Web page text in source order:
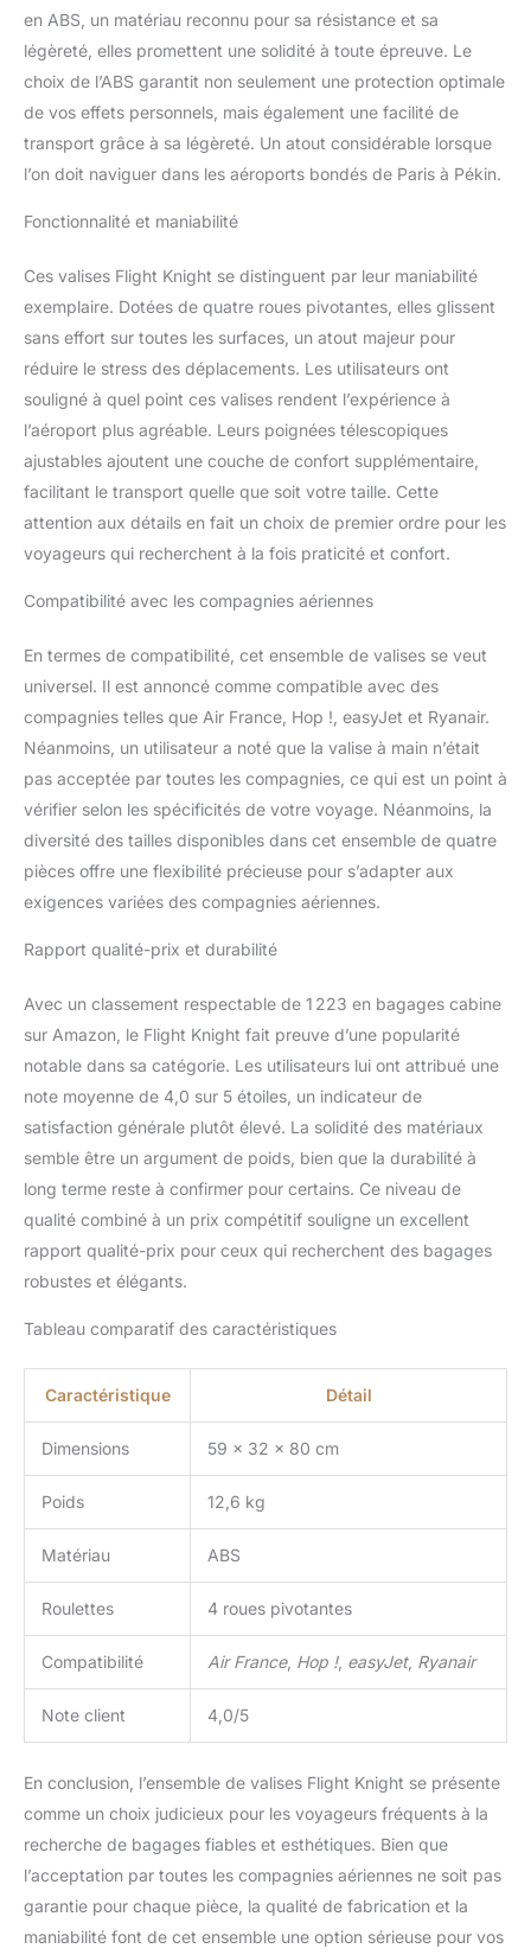
82L. Grand 80cm
Dimensions
:80x59x32cm (All Parts),
73x56x32cm (Body),
Weight: 5.5Kg, Capacity:
131L. COMPATIBILITE
AERIENNES : Le bagage
dans le monde. Il s'agit
notamment d'easyJet,
Ryanair, Air France, TUI,
Qantas, Etihad, KLM,
Delta, Jet2 et Turkish.
Pour une liste complete
des 109 compagnies
aeriennes compatibles,
du produit. Avec ce
bagage a main, vous
flexible lors de vos
PROTECTION DES
BAGAGES: La coque
exterieure dure et
resistante a l'eau et aux
rayures de cette valise
est fabriquee en ABS
solide et durable pour
resister aux rigueurs du
taille de la cabine est
livree avec un cadenas a
chiffres pour verrouiller
ensemble pour plus de
securite. Les valises
moyennes et grandes
combinaison securisee a
3 chiffres DETAILS: La
anse ajustable, depliable
par trois fois grâce a un
deplacement facile et
confortable.
zippees permettant un
roues resistantes
mouvement facile,
silencieux et stable a 360
degres. Disponible dans
des couleurs et des
permettre de choisir le
modele qui sera
vos voyages en avion,
voiture. GARANTIE 5
valises cabines rigides,
resistantes et de qualite.
Si un defaut de
fabrication apparaît,
n'oubliez pas qu'elles
sont garanties 5 ans et
que la marque sera ravie
en ABS, un matériau reconnu pour sa résistance et sa
légèreté, elles promettent une solidité à toute épreuve. Le
choix de l’ABS garantit non seulement une protection optimale
de vos effets personnels, mais également une facilité de
transport grâce à sa légèreté. Un atout considérable lorsque
l’on doit naviguer dans les aéroports bondés de Paris à Pékin.
Fonctionnalité et maniabilité
Ces valises Flight Knight se distinguent par leur maniabilité
exemplaire. Dotées de quatre roues pivotantes, elles glissent
sans effort sur toutes les surfaces, un atout majeur pour
réduire le stress des déplacements. Les utilisateurs ont
souligné à quel point ces valises rendent l’expérience à
l’aéroport plus agréable. Leurs poignées télescopiques
ajustables ajoutent une couche de confort supplémentaire,
facilitant le transport quelle que soit votre taille. Cette
attention aux détails en fait un choix de premier ordre pour les
voyageurs qui recherchent à la fois praticité et confort.
Compatibilité avec les compagnies aériennes
En termes de compatibilité, cet ensemble de valises se veut
universel. Il est annoncé comme compatible avec des
compagnies telles que Air France, Hop !, easyJet et Ryanair.
Néanmoins, un utilisateur a noté que la valise à main n’était
pas acceptée par toutes les compagnies, ce qui est un point à
vérifier selon les spécificités de votre voyage. Néanmoins, la
diversité des tailles disponibles dans cet ensemble de quatre
pièces offre une flexibilité précieuse pour s’adapter aux
exigences variées des compagnies aériennes.
Rapport qualité-prix et durabilité
Avec un classement respectable de 1 223 en bagages cabine
sur Amazon, le Flight Knight fait preuve d’une popularité
notable dans sa catégorie. Les utilisateurs lui ont attribué une
note moyenne de 4,0 sur 5 étoiles, un indicateur de
satisfaction générale plutôt élevé. La solidité des matériaux
semble être un argument de poids, bien que la durabilité à
long terme reste à confirmer pour certains. Ce niveau de
qualité combiné à un prix compétitif souligne un excellent
rapport qualité-prix pour ceux qui recherchent des bagages
robustes et élégants.
Tableau comparatif des caractéristiques
Caractéristique Détail
Dimensions 59 x 32 x 80 cm
Poids 12,6 kg
Matériau ABS
Roulettes 4 roues pivotantes
Compatibilité Air France, Hop !, easyJet, Ryanair
Note client 4,0/5
En conclusion, l’ensemble de valises Flight Knight se présente
comme un choix judicieux pour les voyageurs fréquents à la
recherche de bagages fiables et esthétiques. Bien que
l’acceptation par toutes les compagnies aériennes ne soit pas
garantie pour chaque pièce, la qualité de fabrication et la
maniabilité font de cet ensemble une option sérieuse pour vos